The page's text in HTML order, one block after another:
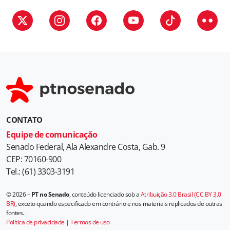
CONTATO
Equipe de comunicação
Senado Federal, Ala Alexandre Costa, Gab. 9
CEP: 70160-900
Tel.: (61) 3303-3191
© 2026 –PT no Senado, conteúdo licenciado sob aAtribuição 3.0 Brasil (CC BY 3.0
BR), exceto quando especificado em contrário e nos materiais replicados de outras
fontes..
Política de privacidade | Termos de uso